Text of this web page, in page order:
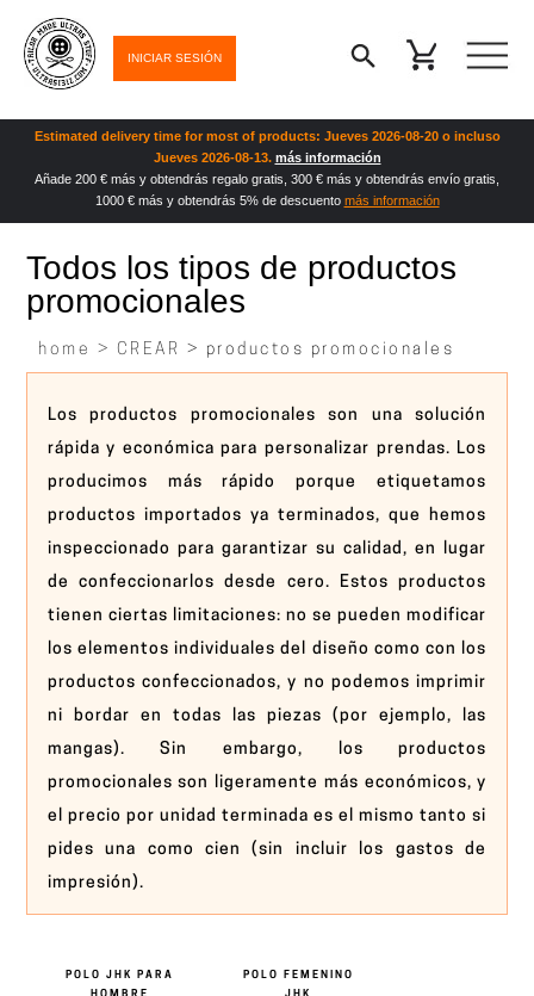
INICIAR SESIÓN
Estimated delivery time for most of products: Jueves 2026-08-20 o incluso
Jueves 2026-08-13. más información
Añade 200 € más y obtendrás regalo gratis, 300 € más y obtendrás envío gratis,
1000 € más y obtendrás 5% de descuento más información
Todos los tipos de productos
promocionales
home > CREAR > productos promocionales
Los productos promocionales son una solución
rápida y económica para personalizar prendas. Los
producimos más rápido porque etiquetamos
productos importados ya terminados, que hemos
inspeccionado para garantizar su calidad, en lugar
de confeccionarlos desde cero. Estos productos
tienen ciertas limitaciones: no se pueden modificar
los elementos individuales del diseño como con los
productos confeccionados, y no podemos imprimir
ni bordar en todas las piezas (por ejemplo, las
mangas). Sin embargo, los productos
promocionales son ligeramente más económicos, y
el precio por unidad terminada es el mismo tanto si
pides una como cien (sin incluir los gastos de
impresión).
POLO JHK PARA
POLO FEMENINO